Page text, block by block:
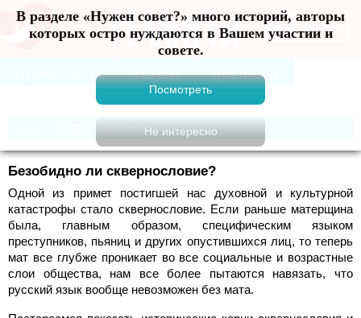
В разделе «Нужен совет?» много историй, авторы
которых остро нуждаются в Вашем участии и
совете.
Меню
Мат, сквернословие
Безобидно ли сквернословие?
Одной из примет постигшей нас духовной и культурной
катастрофы стало сквернословие. Если раньше матерщина
была, главным образом, специфическим языком
преступников, пьяниц и других опустившихся лиц, то теперь
мат все глубже проникает во все социальные и возрастные
слои общества, нам все более пытаются навязать, что
русский язык вообще невозможен без мата.